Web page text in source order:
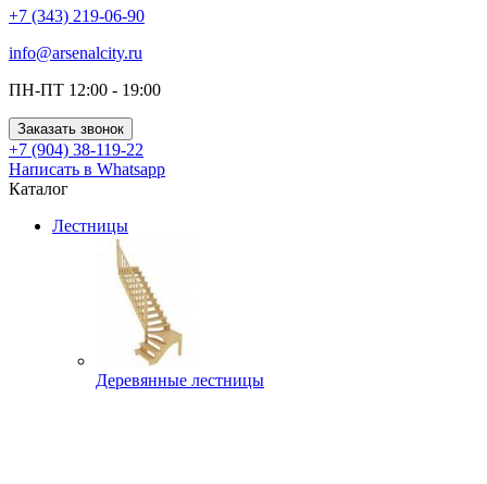
+7 (343) 219-06-90
info@arsenalcity.ru
ПН-ПТ 12:00 - 19:00
Заказать звонок
+7 (904) 38-119-22
Написать в Whatsapp
Каталог
Лестницы
Деревянные лестницы